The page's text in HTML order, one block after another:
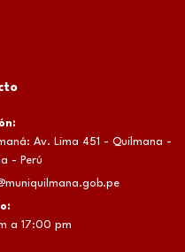
Av. Lima 451 - Quilmana -
- Perú
a 17:00 pm